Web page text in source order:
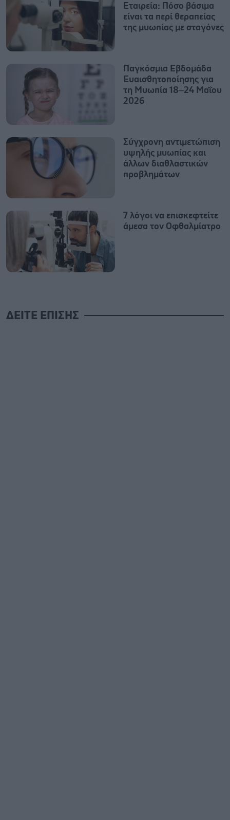
Εταιρεία: Πόσο βάσιμα
είναι τα περί θεραπείας
της μυωπίας με σταγόνες
Παγκόσμια Εβδομάδα
Ευαισθητοποίησης για
τη Μυωπία 18–24 Μαΐου
2026
Σύγχρονη αντιμετώπιση
υψηλής μυωπίας και
άλλων διαθλαστικών
προβλημάτων
7 λόγοι να επισκεφτείτε
άμεσα τον Οφθαλμίατρο
ΔΕΙΤΕ ΕΠΙΣΗΣ